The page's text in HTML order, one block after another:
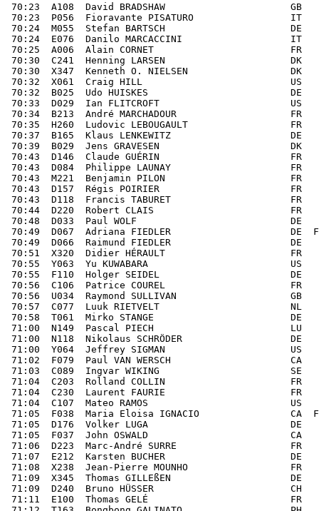
DK         AUDAX RAND. DANEMARK
 70:32  X061  Craig HILL                          US         SAN FRANCISCO RANDONNEURS
 70:32  B025  Udo HUISKES                         DE         ARA NIEDERRHEIN
 70:33  D029  Ian FLITCROFT                       US         AUDAX ATLANTA
 70:34  B213  André MARCHADOUR                    FR         Amicale Cycliste Gouesnou
 70:35  H260  Ludovic LEBOUGAULT                  FR         Groupe de Touristes Rouennais
 70:37  B165  Klaus LENKEWITZ                     DE         ARA SCHLESWIG HOLSTEIN
 70:39  B029  Jens GRAVESEN                       DK         AUDAX RAND. DANEMARK
 70:43  D146  Claude GUÉRIN                       FR         Guidon Gorronnais - Gorron
 70:43  D084  Philippe LAUNAY                     FR         Amicale Laïque Cyclo Evron
 70:43  M221  Benjamin PILON                      FR         Club des Rout'Sentiers de Courcité
 70:43  D157  Régis POIRIER                       FR         Guidon Gorronnais - Gorron
 70:43  D118  Francis TABURET                     FR         Guidon Gorronnais - Gorron
 70:44  D220  Robert CLAIS                        FR         ACBM - Blanc Mesnil
 70:48  D033  Paul WOLF                           DE         ARA SAARLAND
 70:49  D067  Adriana FIEDLER                     DE  F      ARA BREISGAU
 70:49  D066  Raimund FIEDLER                     DE         ARA BREISGAU
 70:51  X320  Didier HÉRAULT                      FR         Rand. Vallée Clain - St Georges les B.
 70:55  Y063  Yu KUWABARA                         US         SAN FRANCISCO RANDONNEURS
 70:55  F110  Holger SEIDEL                       DE     VS  ARA OSTFALEN
 70:56  C106  Patrice COUREL                      FR         Membre Individuel 35 FFCT
 70:56  U034  Raymond SULLIVAN                    GB         POLICE SPORT UK
 70:57  C077  Luuk RIETVELT                       NL         TEAM 7-11
 70:58  T061  Mirko STANGE                        DE         ARA SACHSEN
 71:00  N149  Pascal PIECH                        LU         INDIVIDUEL LUXEMBOURG
 71:00  N118  Nikolaus SCHRÖDER                   DE         ARA SAARLAND
 71:00  Y064  Jeffrey SIGMAN                      US         SAN FRANCISCO RANDONNEURS
 71:02  F079  Paul VAN WERSCH                     CA     VS  BRITISH COLUMBIA RAND VANCOUVER
 71:03  C089  Ingvar WIKING                       SE         SUMO CYCLING CLUB
 71:04  C203  Rolland COLLIN                      FR         Ass. Cyclos Julianais
 71:04  C230  Laurent FAURIE                      FR         Cyclo Chemin Long Mérignac
 71:04  C107  Mateo RAMOS                         US         ROCKY MOUNTAINS CYCLING CLUB
 71:05  F038  Maria Eloisa IGNACIO                CA  F  TM  BRITISH COLUMBIA RAND VANCOUVER
 71:05  D176  Volker LUGA                         DE         ARA SCHLESWIG HOLSTEIN
 71:05  F037  John OSWALD                         CA     TM  BRITISH COLUMBIA RAND VANCOUVER
 71:06  D223  Marc-André SURRE                    FR         Arguenon Cyclo Plancoët
 71:07  E212  Karsten BUCHER                      DE         ARA BREISGAU
 71:08  X238  Jean-Pierre MOUNHO                  FR         Cyclo Sport Pantin
 71:09  X345  Thomas GILLEßEN                     DE         ARA REGION KÖLN
 71:09  D240  Bruno HÜSSER                        CH         ARA BREISGAU
 71:11  E100  Thomas GELÉ                         FR         Cyclo Club d'Erdeven
 71:12  T163  Bongbong GALINATO                   PH         Membre Individuel 75 FFCT
 71:14  M146  Liubomyr VYPASNIAK                  UA         LVIV BICYCLE CLUB
 71:15  C090  Björn ADLER                         SE         PARTILLE CK
 71:16  X176  David AMADO                         PH